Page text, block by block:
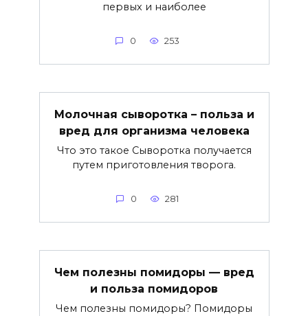
первых и наиболее
0 253
Молочная сыворотка – польза и
вред для организма человека
Что это такое Сыворотка получается
путем приготовления творога.
0 281
Чем полезны помидоры — вред
и польза помидоров
Чем полезны помидоры? Помидоры